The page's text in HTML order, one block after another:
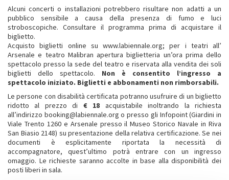
Alcuni concerti o installazioni potrebbero risultare non adatti a un
pubblico sensibile a causa della presenza di fumo e luci
stroboscopiche. Consultare il programma prima di acquistare il
biglietto.
Acquisto biglietti online su www.labiennale.org; per i teatri all’
Arsenale e teatro Malibran apertura biglietteria un’ora prima dello
spettacolo presso la sede del teatro e riservata alla vendita dei soli
biglietti dello spettacolo. Non è consentito l’ingresso a
spettacolo iniziato. Biglietti e abbonamenti non rimborsabili.
Le persone con disabilità certificata potranno usufruire di un biglietto
ridotto al prezzo di € 18 acquistabile inoltrando la richiesta
all’indirizzo booking@labiennale.org o presso gli Infopoint (Giardini in
Viale Trento 1260 e Arsenale presso il Museo Storico Navale in Riva
San Biasio 2148) su presentazione della relativa certificazione. Se nei
documenti è esplicitamente riportata la necessità di
accompagnatore, quest’ultimo potrà entrare con un ingresso
omaggio. Le richieste saranno accolte in base alla disponibilità dei
posti liberi in sala.